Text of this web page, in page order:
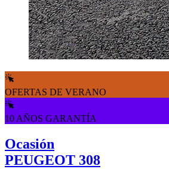
OFERTAS DE VERANO
10 AÑOS GARANTÍA
Ocasión
PEUGEOT 308